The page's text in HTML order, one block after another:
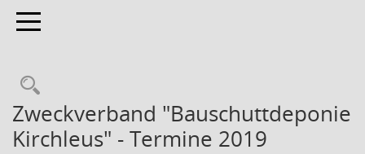
Toggle navigation
Rechercheauswahl
Zweckverband "Bauschuttdeponie
Kirchleus" - Termine 2019